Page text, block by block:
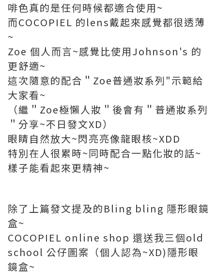
啡色真的是任何時候都適合使用~
而COCOPIEL 的lens戴起來感覺都很透薄
~
Zoe 個人而言~感覺比使用Johnson's 的
更舒適~
這次隨意的配合＂Zoe普通妝系列"示範給
大家看~
（繼＂Zoe極懶人妝＂後會有＂普通妝系列
＂分享~不日發文XD）
眼睛自然放大~閃亮亮像龍眼核~XDD
特別在人很累時~同時配合一點化妝的話~
樣子能看起來更精神~
除了上篇發文提及的Bling bling 隱形眼鏡
盒~
COCOPIEL online shop 還送我三個old
school 公仔圖案（個人認為~XD)隱形眼
鏡盒~